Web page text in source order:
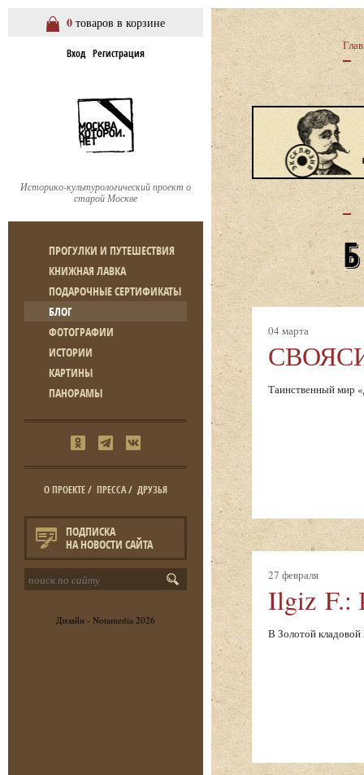
0 товаров в корзине
Вход Регистрация
Историко-культурологический проект о
старой Москве
ПРОГУЛКИ И ПУТЕШЕСТВИЯ
КНИЖНАЯ ЛАВКА
ПОДАРОЧНЫЕ СЕРТИФИКАТЫ
БЛОГ
ФОТОГРАФИИ
ИСТОРИИ
КАРТИНЫ
ПАНОРАМЫ
О ПРОЕКТЕ/ ПРЕССА/ ДРУЗЬЯ
ПОДПИСКА
НА НОВОСТИ САЙТА
Дизайн - Notamedia 2026
04 марта
Таинственный мир
27 февраля
Ilgiz F.:
В Золотой кладовой